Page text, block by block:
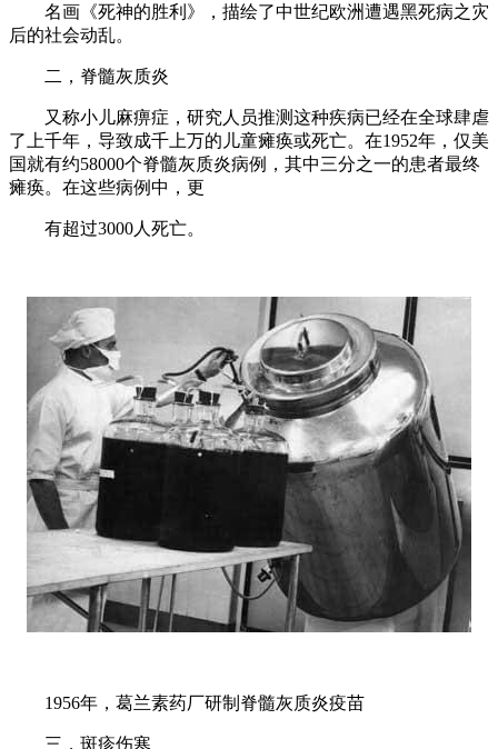
名画《死神的胜利》，描绘了中世纪欧洲遭遇黑死病之灾
后的社会动乱。
二，脊髓灰质炎
又称小儿麻痹症，研究人员推测这种疾病已经在全球肆虐
了上千年，导致成千上万的儿童瘫痪或死亡。在1952年，仅美
国就有约58000个脊髓灰质炎病例，其中三分之一的患者最终
瘫痪。在这些病例中，更
有超过3000人死亡。
1956年，葛兰素药厂研制脊髓灰质炎疫苗
三，斑疹伤寒